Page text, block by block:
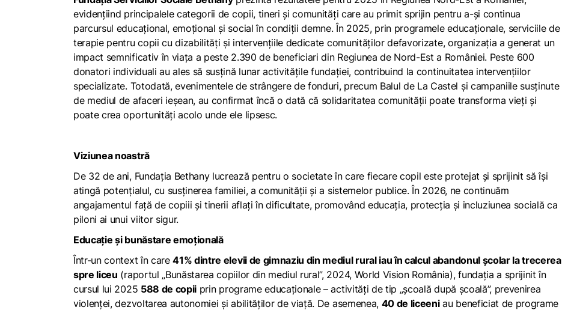
evidențiind principalele categorii de copii, tineri și comunități care au primit sprijin pentru a-și continua
parcursul educațional, emoțional și social în condiții demne. În 2025, prin programele educaționale, serviciile de
terapie pentru copii cu dizabilități și intervențiile dedicate comunităților defavorizate, organizația a generat un
impact semnificativ în viața a peste 2.390 de beneficiari din Regiunea de Nord-Est a României. Peste 600
donatori individuali au ales să susțină lunar activitățile fundației, contribuind la continuitatea intervențiilor
specializate. Totodată, evenimentele de strângere de fonduri, precum Balul de La Castel și campaniile susținute
de mediul de afaceri ieșean, au confirmat încă o dată că solidaritatea comunității poate transforma vieți și
poate crea oportunități acolo unde ele lipsesc.
Viziunea noastră
De 32 de ani, Fundația Bethany lucrează pentru o societate în care fiecare copil este protejat și sprijinit să își
atingă potențialul, cu susținerea familiei, a comunității și a sistemelor publice. În 2026, ne continuăm
angajamentul față de copiii și tinerii aflați în dificultate, promovând educația, protecția și incluziunea socială ca
piloni ai unui viitor sigur.
Educație și bunăstare emoțională
Într-un context în care41% dintre elevii de gimnaziu din mediul rural iau în calcul abandonul școlar la trecerea
spre liceu (raportul „Bunăstarea copiilor din mediul rural”, 2024, World Vision România), fundația a sprijinit în
cursul lui 2025 588 de copii prin programe educaționale – activități de tip „școală după școală”, prevenirea
violenței, dezvoltarea autonomiei și abilităților de viață. De asemenea, 40 de liceeniau beneficiat de programe